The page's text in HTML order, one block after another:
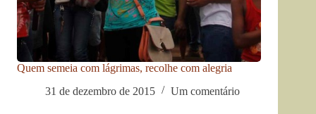
Quem semeia com lágrimas, recolhe com alegria
31 de dezembro de 2015
Um comentário